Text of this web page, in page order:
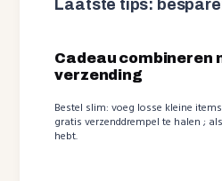
Laatste tips:
Cadeau combineren
verzending
Bestel slim: voeg losse kleine
gratis verzenddrempel te halen ;
hebt.